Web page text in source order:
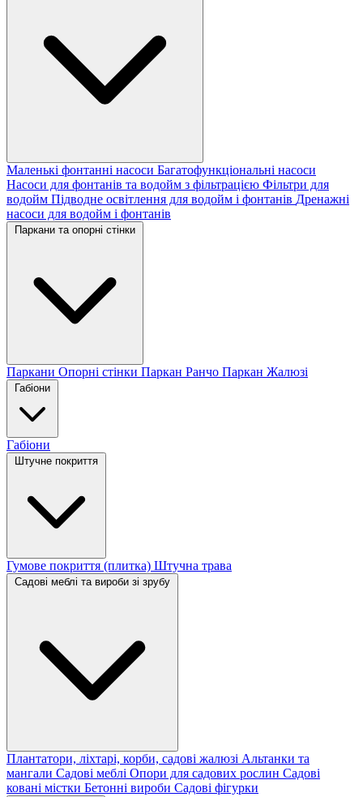
Маленькі фонтанні насоси Багатофункціональні насоси
Насоси для фонтанів та водойм з фільтрацією Фільтри для
водойм Підводне освітлення для водойм і фонтанів Дренажні
насоси для водойм і фонтанів
Паркани та опорні стінки
Паркани Опорні стінки Паркан Ранчо Паркан Жалюзі
Габіони
Габіони
Штучне покриття
Гумове покриття (плитка) Штучна трава
Садові меблі та вироби зі зрубу
Плантатори, ліхтарі, корби, садові жалюзі Альтанки та
мангали Садові меблі Опори для садових рослин Садові
ковані містки Бетонні вироби Садові фігурки